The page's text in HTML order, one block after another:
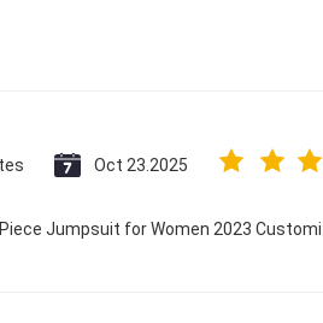
Oct 23.2025
Jumpsuit for Women 2023